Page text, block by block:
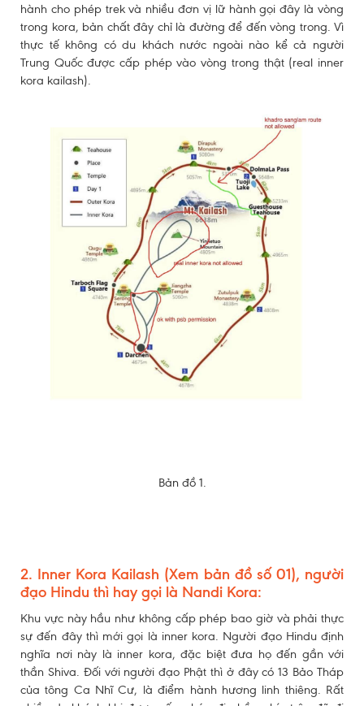
hành cho phép trek và nhiều đơn vị lữ hành gọi đây là vòng
trong kora, bản chất đây chỉ là đường để đến vòng trong. Vì
thực tế không có du khách nước ngoài nào kể cả người
Trung Quốc được cấp phép vào vòng trong thật (real inner
kora kailash).
Bản đồ 1.
2. Inner Kora Kailash (Xem bản đồ số 01), người
đạo Hindu thì hay gọi là Nandi Kora:
Khu vực này hầu như không cấp phép bao giờ và phải thực
sự đến đây thì mới gọi là inner kora. Người đạo Hindu định
nghĩa nơi này là inner kora, đặc biệt đưa họ đến gần với
thần Shiva. Đối với người đạo Phật thì ở đây có 13 Bảo Tháp
của tông Ca Nhĩ Cư, là điểm hành hương linh thiêng. Rất